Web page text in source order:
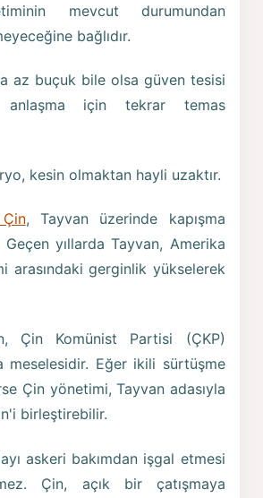
mevcut durumundan
bağlıdır.
az buçuk bile olsa güven tesisi
için tekrar temas
kesin olmaktan hayli uzaktır.
, Tayvan üzerinde kapışma
Geçen yıllarda Tayvan, Amerika
arasındaki gerginlik yükselerek
Çin Komünist Partisi (ÇKP)
meselesidir. Eğer ikili sürtüşme
Çin yönetimi, Tayvan adasıyla
birleştirebilir.
askeri bakımdan işgal etmesi
Çin, açık bir çatışmaya